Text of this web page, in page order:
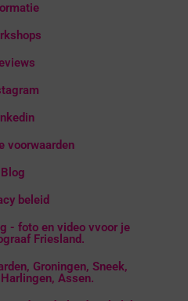
voorwaarden
Blog
beleid
- foto en video vvoor je
Friesland.
Groningen, Sneek,
Assen.